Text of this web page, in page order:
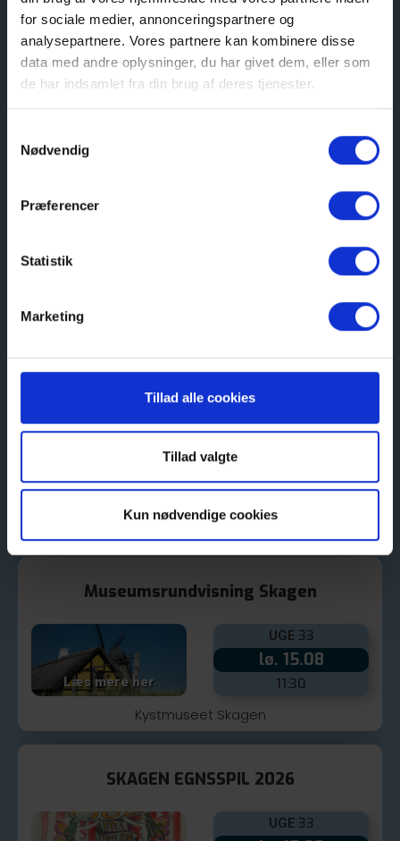
for sociale medier, annonceringspartnere og
analysepartnere. Vores partnere kan kombinere disse
data med andre oplysninger, du har givet dem, eller som
de har indsamlet fra din brug af deres tjenester.
Nødvendig
Præferencer
Statistik
Marketing
Tillad alle cookies
Tillad valgte
Kun nødvendige cookies